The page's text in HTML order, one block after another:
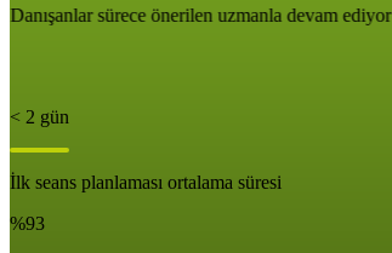
Danışanlar sürece önerilen uzmanla devam ediyor
< 2 gün
İlk seans planlaması ortalama süresi
%93